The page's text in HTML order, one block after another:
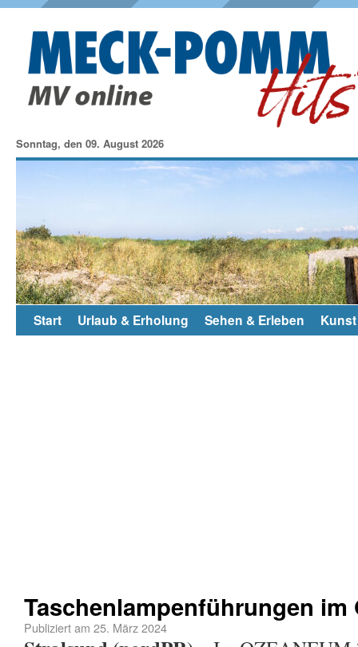
Sonntag, den 09. August 2026
Start Urlaub & Erholung Sehen & Erleben
Taschenlampenführungen im
Publiziert am 25. März 2024